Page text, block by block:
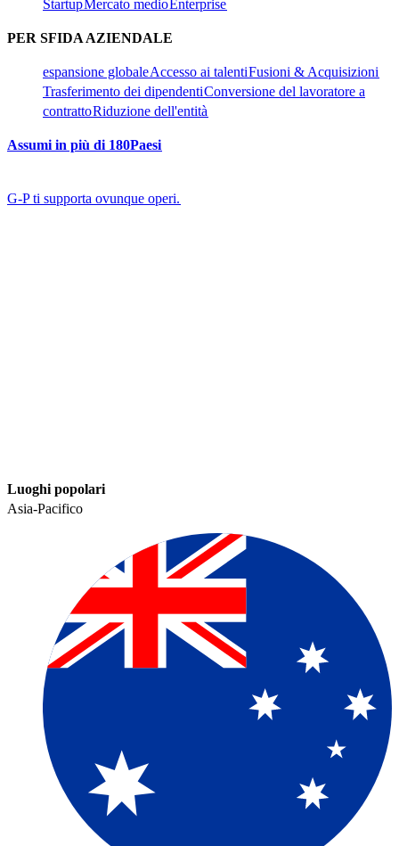
Startup​​Mercato medio​​ Enterprise​​
PER SFIDA AZIENDALE​​
espansione globale​​Accesso ai talenti​​Fusioni & Acquisizioni​​
Trasferimento dei dipendenti​​Conversione del lavoratore a
contratto​​Riduzione dell'entità​​
Assumi in più di 180Paesi​​
G-P ti supporta ovunque operi.​​
Luoghi popolari​​
Asia-Pacifico​​